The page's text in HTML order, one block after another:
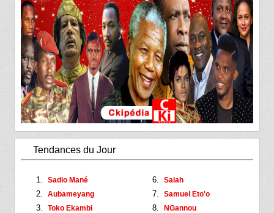
Tendances du Jour
Sadio Mané
Aubameyang
Toko Ekambi
Salah
Samuel Eto'o
NGannou